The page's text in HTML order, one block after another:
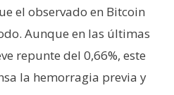
el observado en Bitcoin
Aunque en las últimas
repunte del 0,66%, este
la hemorragia previa y